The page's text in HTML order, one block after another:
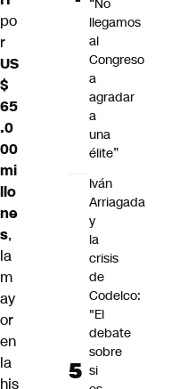
po
r
US
$
65
.0
00
mi
llo
ne
s,
la
m
ay
or
en
la
his
“No
llegamos
al
Congreso
a
agradar
a
una
élite”
Iván
Arriagada
y
la
crisis
de
Codelco:
"El
debate
sobre
si